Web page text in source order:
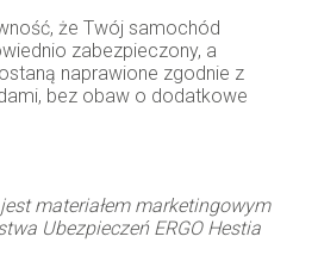
że Twój samochód
zabezpieczony, a
naprawione zgodnie z
bez obaw o dodatkowe
materiałem marketingowym
Ubezpieczeń ERGO Hestia